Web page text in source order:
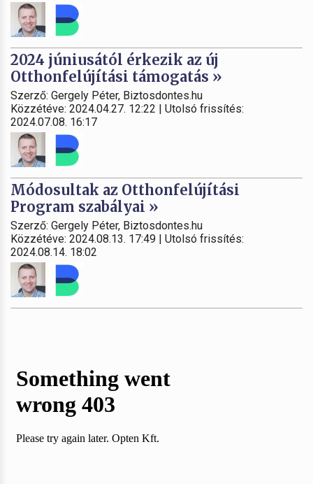
2024 júniusától érkezik az új
Otthonfelújítási támogatás »
Szerző: Gergely Péter, Biztosdontes.hu
Közzétéve: 2024.04.27. 12:22 | Utolsó frissítés:
2024.07.08. 16:17
Módosultak az Otthonfelújítási
Program szabályai »
Szerző: Gergely Péter, Biztosdontes.hu
Közzétéve: 2024.08.13. 17:49 | Utolsó frissítés:
2024.08.14. 18:02